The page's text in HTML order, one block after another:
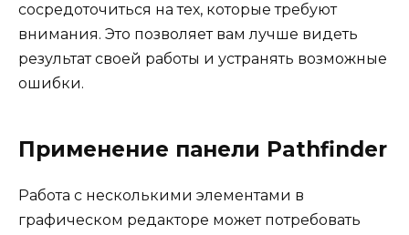
сосредоточиться на тех, которые требуют
внимания. Это позволяет вам лучше видеть
результат своей работы и устранять возможные
ошибки.
Применение панели Pathfinder
Работа с несколькими элементами в
графическом редакторе может потребовать